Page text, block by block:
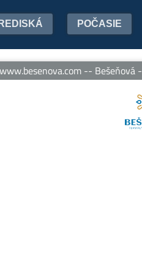
POČASIE
-- Bešeňová